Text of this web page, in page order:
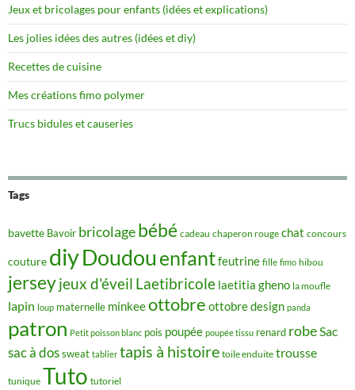
Jeux et bricolages pour enfants (idées et explications)
Les jolies idées des autres (idées et diy)
Recettes de cuisine
Mes créations fimo polymer
Trucs bidules et causeries
Tags
bavette Bavoir bricolagebébé cadeau chaperon rouge chat concours
couture diyDoudou enfantfeutrine fille fimo hibou
jerseyjeux d'éveil Laetibricole laetitia gheno la moufle
lapin loup maternelle minkeeottobre ottobre design panda
patron Petit poisson blanc pois poupée poupée tissu renard robe Sac
sac à dossweat tablier tapis à histoire toile enduite trousse
tunique Tuto tutoriel